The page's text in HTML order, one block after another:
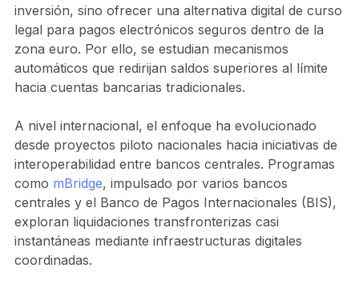
inversión, sino ofrecer una alternativa digital de curso
legal para pagos electrónicos seguros dentro de la
zona euro. Por ello, se estudian mecanismos
automáticos que redirijan saldos superiores al límite
hacia cuentas bancarias tradicionales.
A nivel internacional, el enfoque ha evolucionado
desde proyectos piloto nacionales hacia iniciativas de
interoperabilidad entre bancos centrales. Programas
como mBridge, impulsado por varios bancos
centrales y el Banco de Pagos Internacionales (BIS),
exploran liquidaciones transfronterizas casi
instantáneas mediante infraestructuras digitales
coordinadas.